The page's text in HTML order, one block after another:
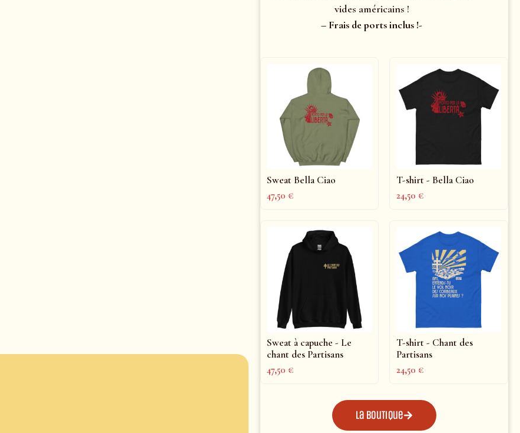
vides américains !
– Frais de ports inclus !-
Sweat Bella Ciao
47,50€
T-shirt - Bella Ciao
24,50€
Sweat à capuche - Le
chant des Partisans
47,50€
T-shirt - Chant des
Partisans
24,50€
La boutique